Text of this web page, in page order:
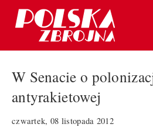
W Senacie o
antyrakietowej
czwartek, 08 listopada 2012